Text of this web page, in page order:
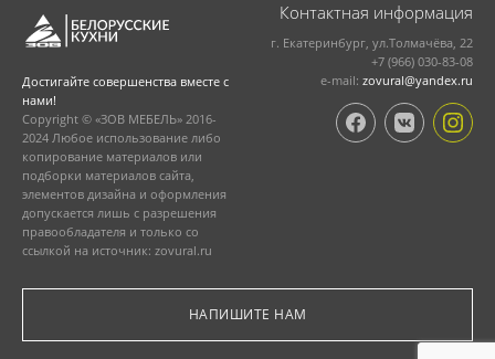
Достигайте совершенства вместе с
нами!
Copyright © «ЗОВ МЕБЕЛЬ» 2016-
2024 Любое использование либо
копирование материалов или
подборки материалов сайта,
элементов дизайна и оформления
допускается лишь с разрешения
правообладателя и только со
ссылкой на источник: zovural.ru
Контактная информация
г. Екатеринбург, ул.Толмачёва, 22
+7 (966) 030-83-08
e-mail: zovural@yandex.ru
НАПИШИТЕ НАМ